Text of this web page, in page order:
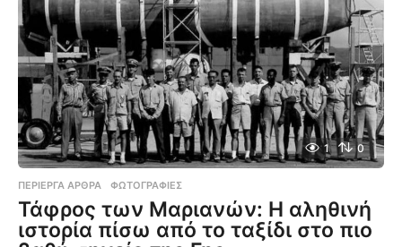
1 0
ΠΕΡΊΕΡΓΑ ΆΡΘΡΑ ,ΦΩΤΟΓΡΑΦΊΕΣ
Τάφρος των Μαριανών: Η αληθινή
ιστορία πίσω από το ταξίδι στο πιο